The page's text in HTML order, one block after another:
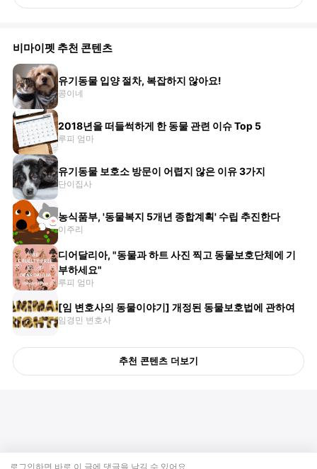
비마이펫 추천 콘텐츠
유기동물 입양 절차, 복잡하지 않아요!
콩이네
2018년을 떠들썩하게 한 동물 관련 이슈 Top 5
루피 엄마
유기동물 보호소 방문이 어렵지 않은 이유 3가지
단이집사
농식품부, '동물복지 5개년 종합계획' 수립 추진한다
이주리
디어달리아, "동물과 하트 사진 찍고 동물보호단체에 기
부하세요"
루피 엄마
[임 변호사의 동물이야기] 개정된 동물보호법에 관하여
임경민 변호사
추천 콘텐츠 더보기
로그인하면 바로 이 글에 댓글을 남길 수 있어요